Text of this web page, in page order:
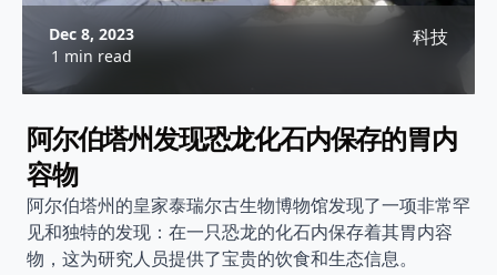
Dec 8, 2023
1 min read
科技
阿尔伯塔州发现恐龙化石内保存的胃内
容物
阿尔伯塔州的皇家泰瑞尔古生物博物馆发现了一项非常罕
见和独特的发现：在一只恐龙的化石内保存着其胃内容
物，这为研究人员提供了宝贵的饮食和生态信息。